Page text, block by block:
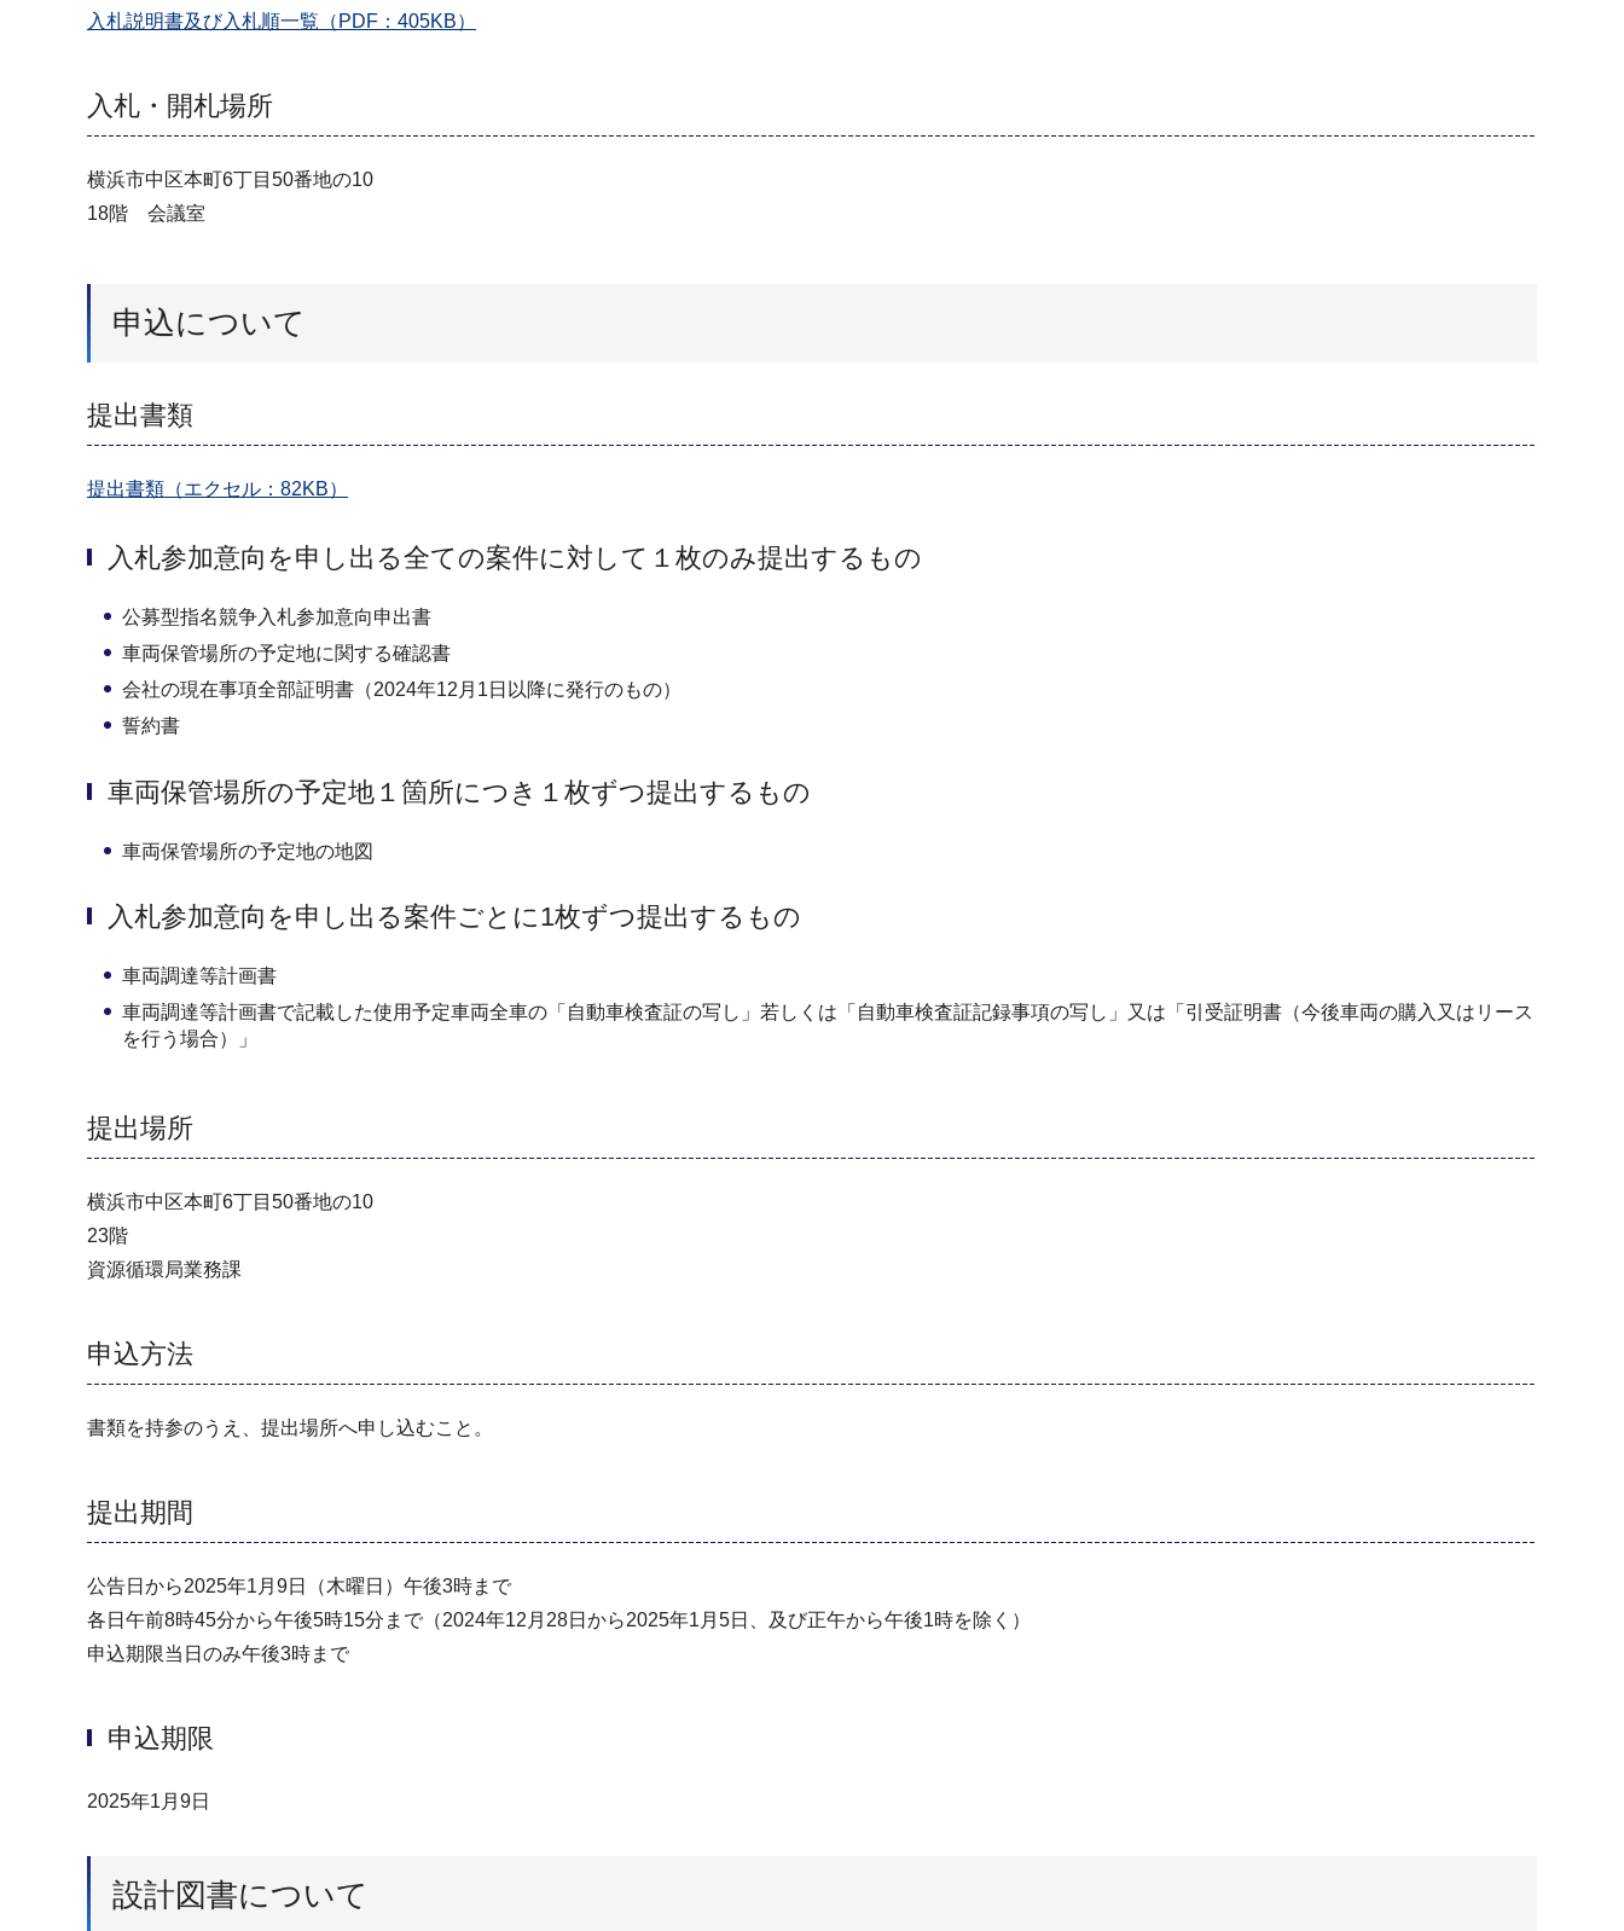
入札説明書及び入札順一覧（PDF：405KB）
入札・開札場所
横浜市中区本町6丁目50番地の10
18階 会議室
申込について
提出書類
提出書類（エクセル：82KB）
入札参加意向を申し出る全ての案件に対して１枚のみ提出するもの
公募型指名競争入札参加意向申出書
車両保管場所の予定地に関する確認書
会社の現在事項全部証明書（2024年12月1日以降に発行のもの）
誓約書
車両保管場所の予定地１箇所につき１枚ずつ提出するもの
車両保管場所の予定地の地図
入札参加意向を申し出る案件ごとに1枚ずつ提出するもの
車両調達等計画書
車両調達等計画書で記載した使用予定車両全車の「自動車検査証の写し」若しくは「自動車検査証記録事項の写し」又は「引受証明書（今後車両の購入又はリース
を行う場合）」
提出場所
横浜市中区本町6丁目50番地の10
23階
資源循環局業務課
申込方法
書類を持参のうえ、提出場所へ申し込むこと。
提出期間
公告日から2025年1月9日（木曜日）午後3時まで
各日午前8時45分から午後5時15分まで（2024年12⽉28⽇から2025年1⽉5⽇、及び正午から午後1時を除く）
申込期限当日のみ午後3時まで
申込期限
2025年1月9日
設計図書について